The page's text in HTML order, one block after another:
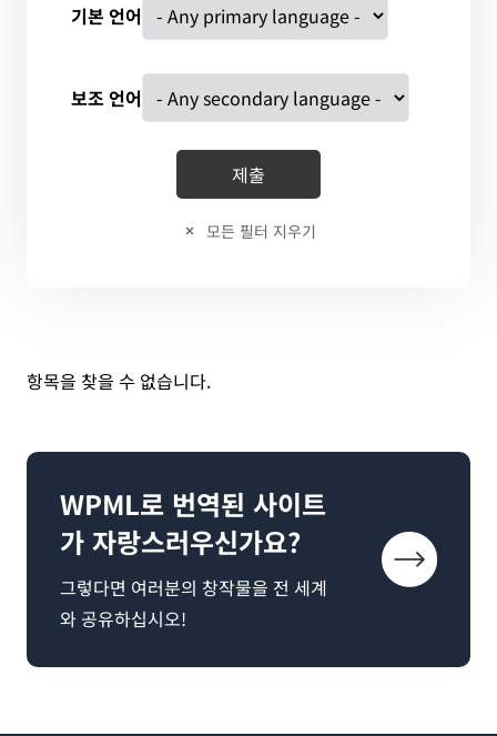
기본 언어
보조 언어
모든 필터 지우기
항목을 찾을 수 없습니다.
WPML로 번역된 사이트
가 자랑스러우신가요?
그렇다면 여러분의 창작물을 전 세계
와 공유하십시오!